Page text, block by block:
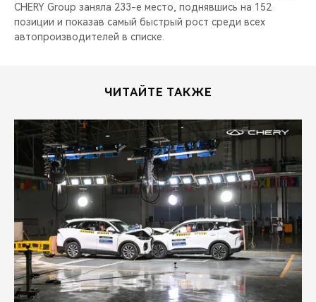
CHERY Group заняла 233-е место, поднявшись на 152
позиции и показав самый быстрый рост среди всех
автопроизводителей в списке.
ЧИТАЙТЕ ТАКЖЕ